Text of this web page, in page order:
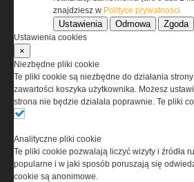
Security Expo 2026
innowacji, wiedzy i
znajdziesz w Polityce prywatności
Ustawienia Odmowa Zgoda
Ustawienia cookies
×
Niezbędne pliki cookie
Te pliki cookie są niezbędne do działania
zawartości koszyka użytkownika. Możesz
strona nie będzie działała poprawnie. Te pliki
Analityczne pliki cookie
Te pliki cookie pozwalają liczyć wizyty i źródła
popularne i w jaki sposób poruszają się
cookie są anonimowe.